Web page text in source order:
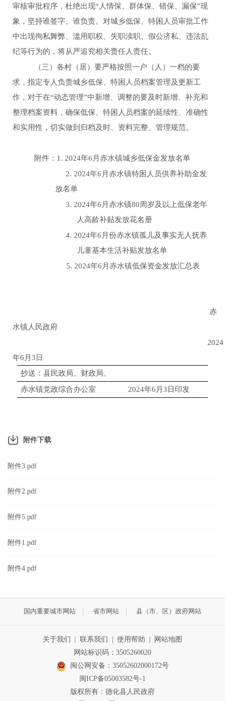
审核审批程序，杜绝出现“人情保、群体保、错保、漏保”现
象，坚持谁签字、谁负责。对城乡低保、特困人员审批工作
中出现徇私舞弊、滥用职权、失职渎职、假公济私、违法乱
纪等行为的，将从严追究相关责任人责任。
（三）各村（居）要严格按照一户（人）一档的要
求，指定专人负责城乡低保、特困人员档案管理及更新工
作，对于在“动态管理”中新增、调整的要及时新增、补充和
整理档案资料，确保低保、特困人员档案的延续性、准确性
和实用性，切实做到归档及时、资料完整、管理规范。
附件： 1 . 2024年6 月赤水镇城乡低保金发放名单
2. 2024年6 月赤水镇特困人员供养补助金发
放名单
3. 2024年6 月赤水镇80周岁及以上低保老年
人高龄补贴发放花名册
4. 2024年6 月份赤水镇孤儿及事实无人抚养
儿童基本生活补贴发放名单
5. 2024年6 月赤水镇低保资金发放汇总表
赤
水镇人民政府
2024
年6 月3日
抄送：县民政局、财政局。
赤水镇党政综合办公室
2024年6 月3日印发
附件下载
附件3.pdf
附件2.pdf
附件5.pdf
附件1.pdf
附件4.pdf
国内重要城市网站 省市网站 县（市、区）政府网站
关于我们 | 联系我们 | 使用帮助 |
网站地图
网站标识码：3505260020
闽公网安备：35052602000172号
闽ICP备05003582号-1
版权所有：德化县人民政府